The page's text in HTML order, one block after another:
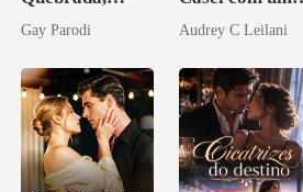
Segredos
Veja-me Brilhar
Gay Parodi
Magnata
Audrey C Leilani